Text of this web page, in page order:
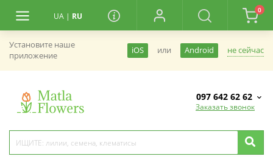
UA | RU
0
Установите наше
приложение
iOS или Android не сейчас
097 642 62 62
Заказать звонок